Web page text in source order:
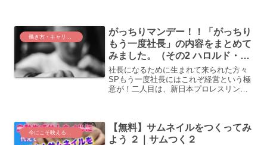
働き方・キャリアアップ
がっちりマンデー！！「がっちり
もう一度社長」の内容をまとめて
みました。（その2 ハロルド・ジ
ョージ・メイ氏）
社長になるために生まれて来られた方々
SPもう一度社長にはこれぞ経営という極
意が！二人目は、新日本プロレスリング
する）愛がたっぷり」...
【無料】サムネイルをつくってみ
よう ２｜サムつく２